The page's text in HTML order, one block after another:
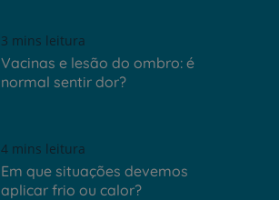
3 mins leitura
Vacinas e lesão do ombro: é
normal sentir dor?
4 mins leitura
Em que situações devemos
aplicar frio ou calor?